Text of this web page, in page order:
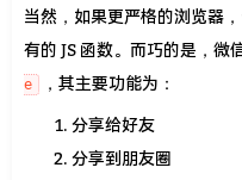
当然，如果更严格的浏览器
有的 JS 函数。而巧的是，微
e
，其主要功能为：
分享给好友
分享到朋友圈